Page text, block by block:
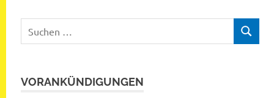
nach:
SUCHEN
VORANKÜNDIGUNGEN